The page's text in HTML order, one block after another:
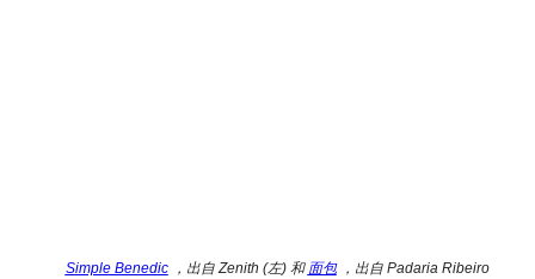
Simple Benedic，出自 Zenith (左) 和 面包，出自 Padaria Ribeiro